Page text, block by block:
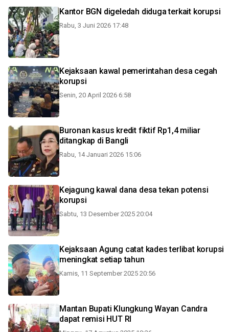
Kantor BGN digeledah diduga terkait korupsi
Rabu, 3 Juni 2026 17:48
Kejaksaan kawal pemerintahan desa cegah
korupsi
Senin, 20 April 2026 6:58
Buronan kasus kredit fiktif Rp1,4 miliar
ditangkap di Bangli
Rabu, 14 Januari 2026 15:06
Kejagung kawal dana desa tekan potensi
korupsi
Sabtu, 13 Desember 2025 20:04
Kejaksaan Agung catat kades terlibat korupsi
meningkat setiap tahun
Kamis, 11 September 2025 20:56
Mantan Bupati Klungkung Wayan Candra
dapat remisi HUT RI